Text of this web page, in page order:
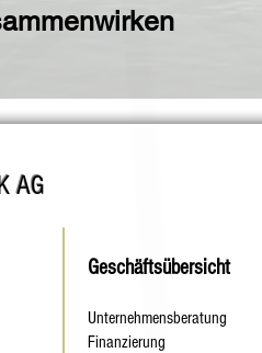
AG
Geschäftsübersicht
Unternehmensberatung
Finanzierung